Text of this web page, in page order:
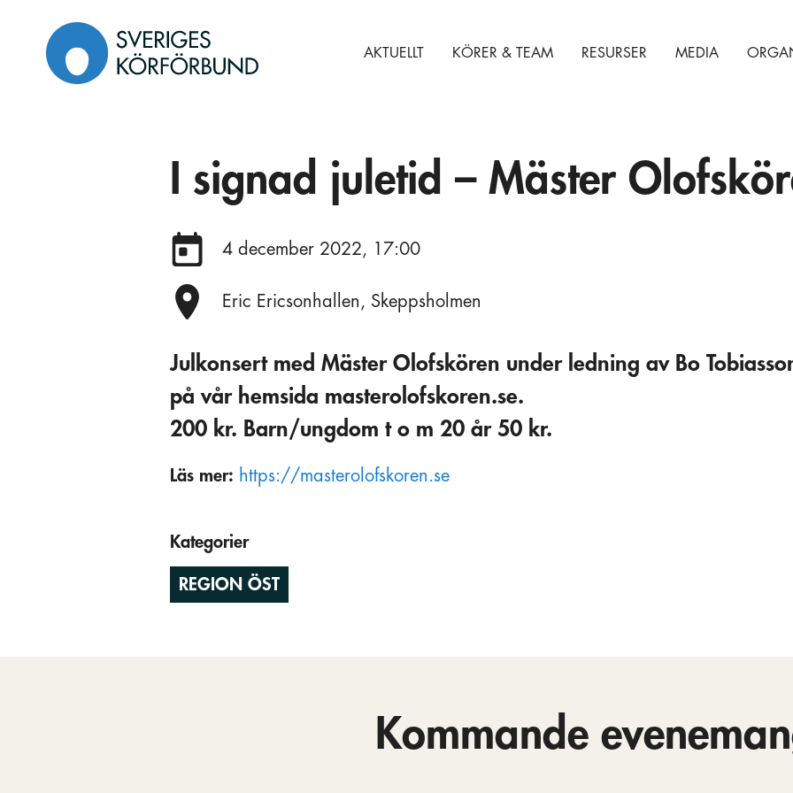
innehåll
AKTUELLT KÖRER & TEAM RESURSER MEDIA
I signad juletid – Mäster
Datum:
4 december 2022, 17:00
Plats:
Eric Ericsonhallen, Skeppsholmen
Julkonsert med Mäster Olofskören under ledning av Bo
på vår hemsida masterolofskoren.se.
200 kr. Barn/ungdom t o m 20 år 50 kr.
Läs mer: https://masterolofskoren.se
Kategorier
REGION ÖST
Kommande